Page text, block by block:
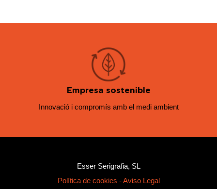
Empresa sostenible
Innovació i compromís amb el medi ambient
Esser Serigrafia, SL
Política de cookies - Aviso Legal